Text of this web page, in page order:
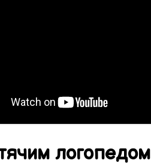
логопедом